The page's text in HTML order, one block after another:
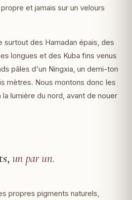
et jamais sur un velours
surtout des Hamadan épais, des
longues et des Kuba fins venus
pâles d'un Ningxia, un demi-ton
mètres. Nous montons donc les
lumière du nord, avant de nouer
un par un.
propres pigments naturels,